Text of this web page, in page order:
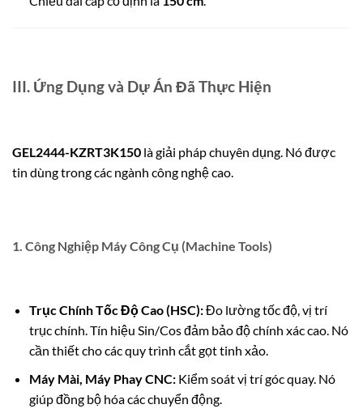
III. Ứng Dụng và Dự Án Đã Thực Hiện
GEL2444-KZRT3K150 là giải pháp chuyên dụng. Nó được
tin dùng trong các ngành công nghệ cao.
1. Công Nghiệp Máy Công Cụ (Machine Tools)
Trục Chính Tốc Độ Cao (HSC):Đo lường tốc độ, vị trí
trục chính. Tín hiệu Sin/Cosđảm bảo độ chính xác cao. Nó
cần thiết cho các quy trình cắt gọt tinh xảo.
Máy Mài, Máy PhayCNC:Kiểm soát vị trí góc quay. Nó
giúp đồng bộ hóa các chuyển động.